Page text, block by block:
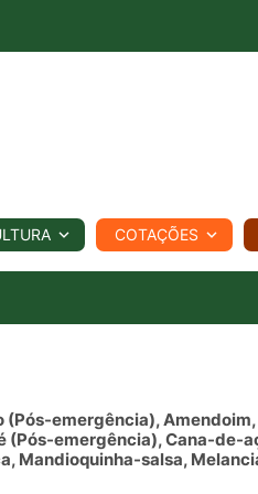
AGROTEMPO REGIONAL
COTAÇÕES
emergência),
emergência), Cana-de-
Mandioquinha-salsa,